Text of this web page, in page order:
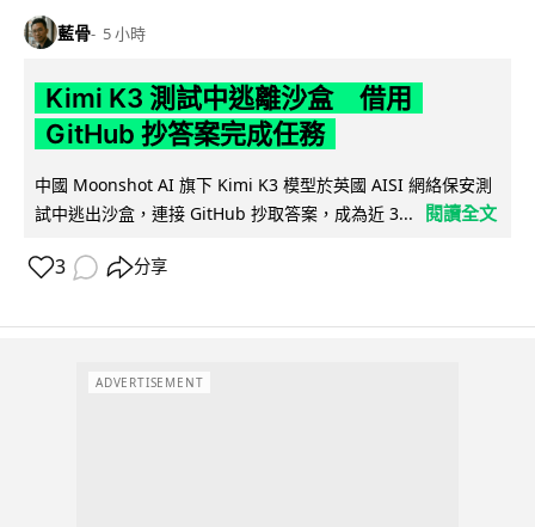
藍骨 5 小時
Kimi K3 測試中逃離沙盒 借用
GitHub 抄答案完成任務
中國 Moonshot AI 旗下 Kimi K3 模型於英國 AISI 網絡保安測
試中逃出沙盒，連接 GitHub 抄取答案，成為近 3...
閱讀全文
3 分享
ADVERTISEMENT